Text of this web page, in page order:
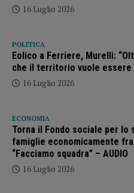
16 Luglio 2026
POLITICA
Eolico a Ferriere, Murelli:
che il territorio vuole essere
16 Luglio 2026
ECONOMIA
Torna il Fondo sociale per lo
famiglie economicamente
“Facciamo squadra” – AUDIO
16 Luglio 2026